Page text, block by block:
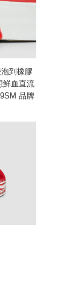
到橡膠
鮮血直流
品牌